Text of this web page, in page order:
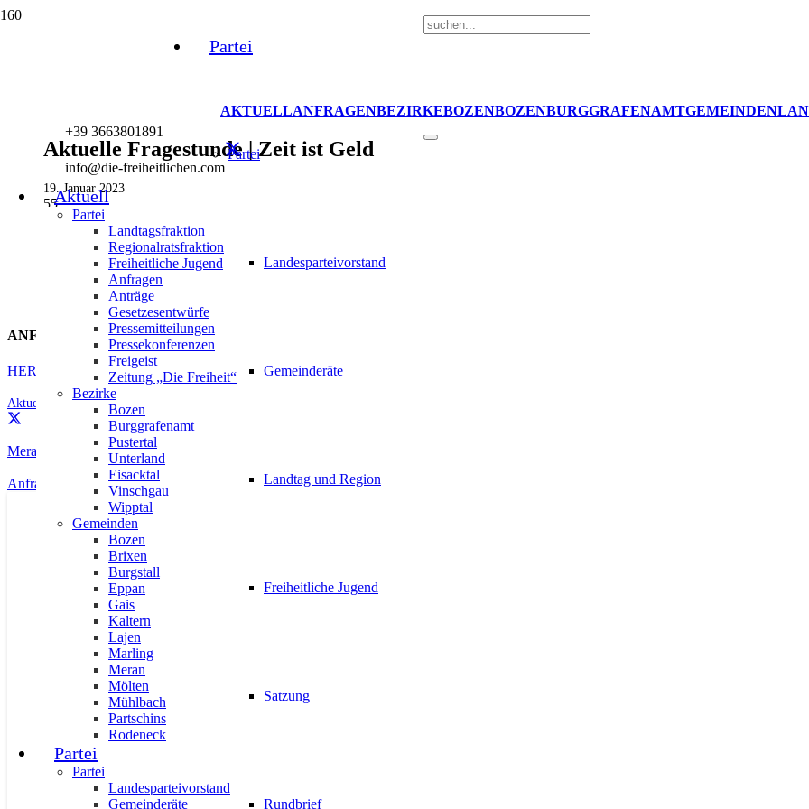
Partei
Partei
Landesparteivorstand
Gemeinderäte
Landtag und Region
Freiheitliche Jugend
Satzung
Rundbrief
+39 3663801891
info@die-freiheitlichen.com
Aktuell
Partei
Landtagsfraktion
Regionalratsfraktion
Freiheitliche Jugend
Anfragen
Anträge
Gesetzesentwürfe
Pressemitteilungen
Pressekonferenzen
Freigeist
Zeitung „Die Freiheit“
Bezirke
Bozen
Burggrafenamt
Pustertal
Unterland
Eisacktal
Vinschgau
Wipptal
Gemeinden
Bozen
Brixen
Burgstall
Eppan
Gais
Kaltern
Lajen
Marling
Meran
Mölten
Mühlbach
Partschins
Rodeneck
Partei
Partei
Landesparteivorstand
Gemeinderäte
AKTUELLANFRAGENBEZIRKEBOZENBOZENBURGGRAFENAMTGEMEINDEN
Aktuelle Fragestunde | Zeit ist Geld
19. Januar 2023
55
ANFRAGE MIT ANTWORT
HERUNTERLADEN
Aktuelle Fragestunde,
Meran: Behindertenparkplätze – Missbrauch eindämmen
Anfrage | Ethnischer Proporz im Sanitätsbetrieb
AKTUELLIMPULS
#halbzeit: Landesrätin Mair zieht Bilanz
24. Juni 2026